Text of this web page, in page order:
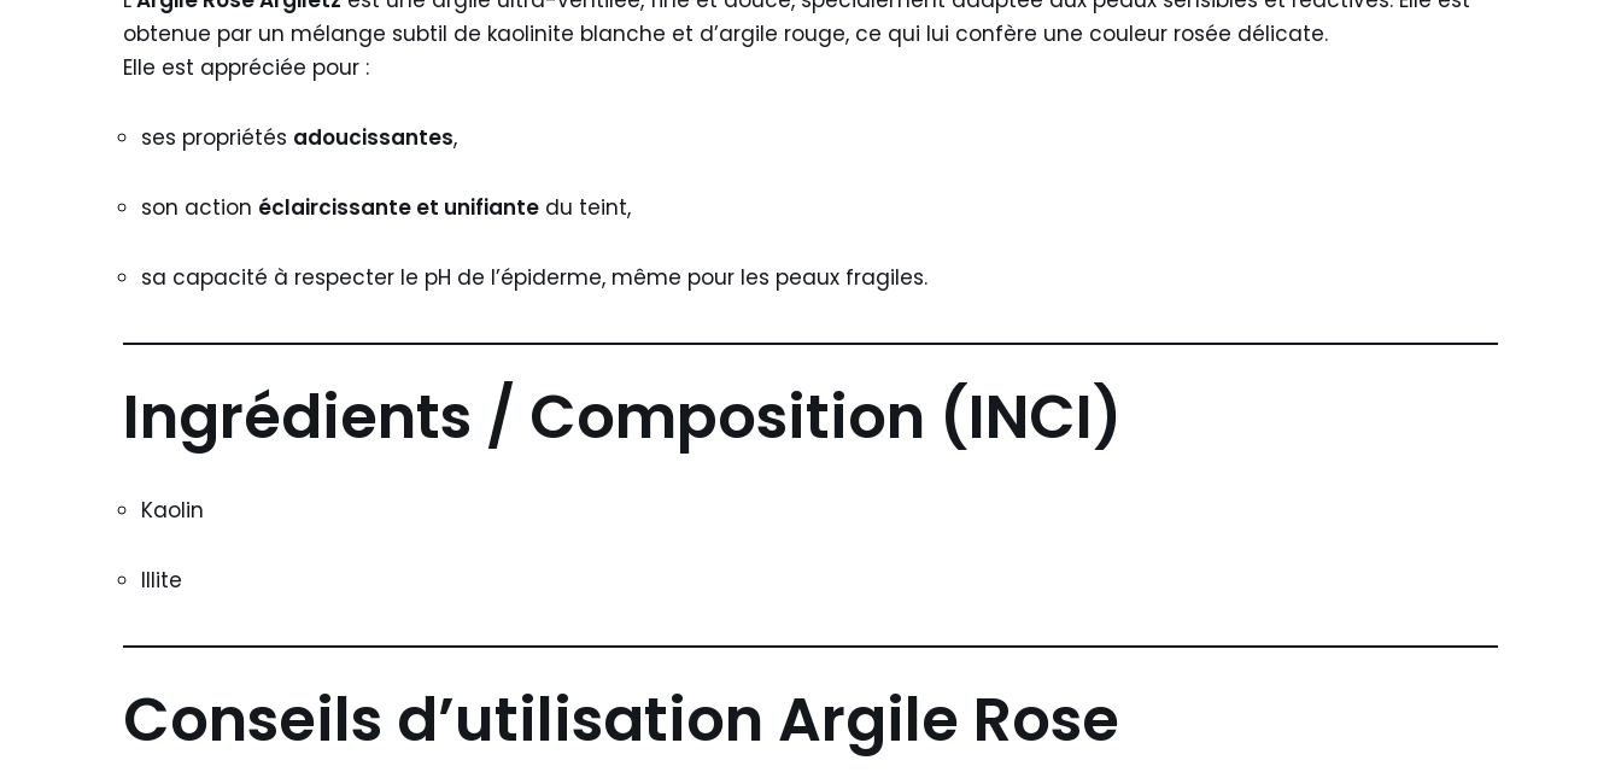
obtenue par un mélange subtil de kaolinite blanche et d’argile rouge, ce qui lui confère une couleur rosée délicate.
Elle est appréciée pour :
ses propriétés adoucissantes,
son action éclaircissante et unifiante du teint,
sa capacité à respecter le pH de l’épiderme, même pour les peaux fragiles.
Ingrédients / Composition (INCI)
Kaolin
Illite
Conseils d’utilisation Argile Rose